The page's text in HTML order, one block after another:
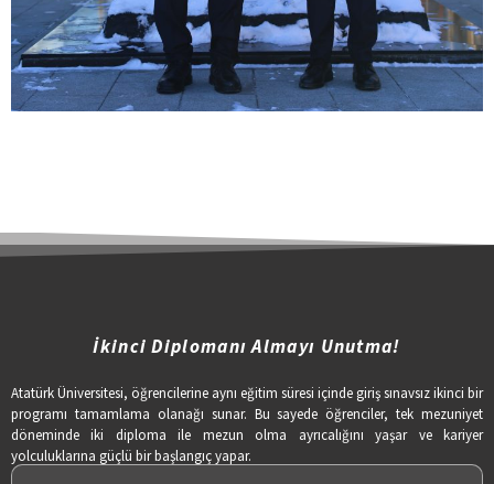
İkinci Diplomanı Almayı Unutma!
Atatürk Üniversitesi, öğrencilerine aynı eğitim süresi içinde giriş sınavsız ikinci bir
programı tamamlama olanağı sunar. Bu sayede öğrenciler, tek mezuniyet
döneminde iki diploma ile mezun olma ayrıcalığını yaşar ve kariyer
yolculuklarına güçlü bir başlangıç yapar.